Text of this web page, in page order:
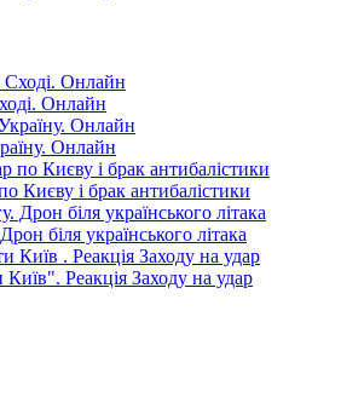
Онлайн
Онлайн
Києву і брак антибалістики
біля українського літака
Реакція Заходу на удар